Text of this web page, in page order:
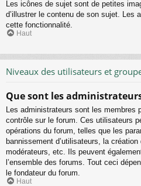
Les icônes de sujet sont de petites
d’illustrer le contenu de son sujet. Les
cette fonctionnalité.
Haut
Niveaux des utilisateurs et
Que sont les
Les administrateurs sont les membres
contrôle sur le forum. Ces utilisateurs
opérations du forum, telles que les
bannissement d’utilisateurs, la
modérateurs, etc. Ils peuvent
l’ensemble des forums. Tout ceci
le fondateur du forum.
Haut